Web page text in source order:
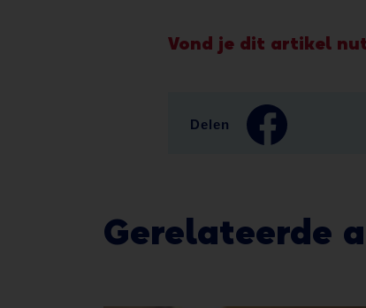
Vond je dit artikel
Delen
Gerelateerde